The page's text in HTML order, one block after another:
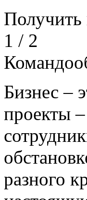
Получить
1 / 2
Бизнес –
проекты –
разного